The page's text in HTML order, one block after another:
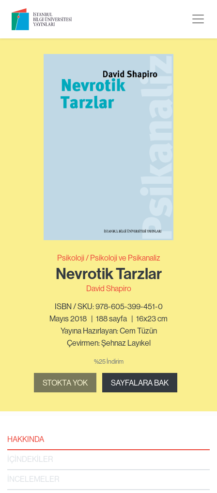
Psikoloji Psikoloji ve Psikanaliz
Nevrotik Tarzlar
David Shapiro
ISBN / SKU: 978-605-399-451-0
Mayıs 2018 | 188sayfa | 16x23 cm
Yayına Hazırlayan: Cem Tüzün
Çevirmen: Şehnaz Layıkel
%25 İndirim
STOKTA YOK SAYFALARA BAK
HAKKINDA
İÇİNDEKİLER
İNCELEMELER